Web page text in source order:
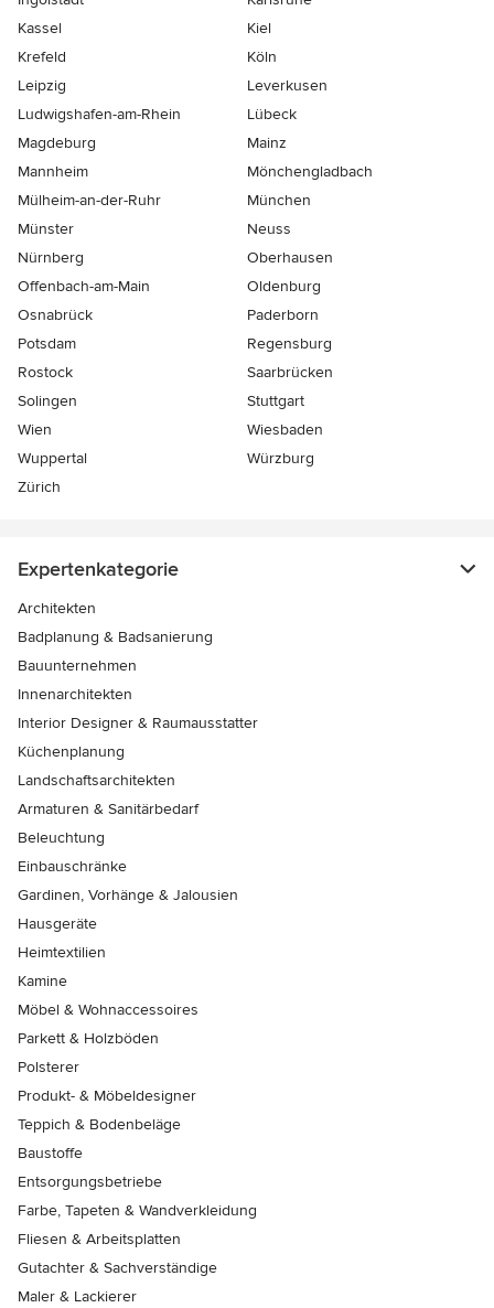
Kassel
Kiel
Krefeld
Köln
Leipzig
Leverkusen
Ludwigshafen-am-Rhein
Lübeck
Magdeburg
Mainz
Mannheim
Mönchen­gladbach
Mülheim-an-der-Ruhr
München
Münster
Neuss
Nürnberg
Oberhausen
Offenbach-am-Main
Oldenburg
Osnabrück
Paderborn
Potsdam
Regensburg
Rostock
Saarbrücken
Solingen
Stuttgart
Wien
Wiesbaden
Wuppertal
Würzburg
Zürich
Expertenkategorie
Architekten
Badplanung & Badsanierung
Bauunternehmen
Innenarchitekten
Interior Designer & Raumausstatter
Küchenplanung
Landschaftsarchitekten
Armaturen & Sanitärbedarf
Beleuchtung
Einbauschränke
Gardinen, Vorhänge & Jalousien
Hausgeräte
Heimtextilien
Kamine
Möbel & Wohnaccessoires
Parkett & Holzböden
Polsterer
Produkt- & Möbeldesigner
Teppich & Bodenbeläge
Baustoffe
Entsorgungsbetriebe
Farbe, Tapeten & Wandverkleidung
Fliesen & Arbeitsplatten
Gutachter & Sachverständige
Maler & Lackierer